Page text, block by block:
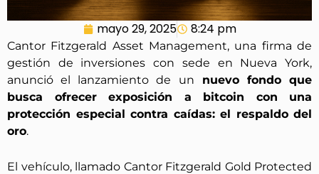
mayo 29, 2025 8:24 pm
Cantor Fitzgerald Asset Management, una firma de
gestión de inversiones con sede en Nueva York,
anunció el lanzamiento de un nuevo fondo que
busca ofrecer exposición a bitcoin con una
protección especial contra caídas: el respaldo del
oro.
El vehículo, llamado Cantor Fitzgerald Gold Protected